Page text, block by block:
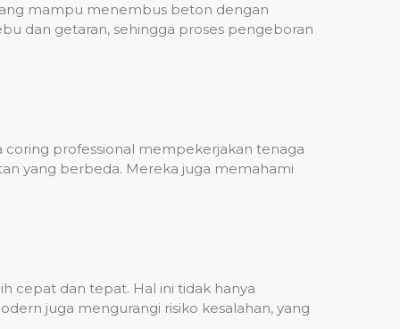
mampu menembus beton dengan
dan getaran, sehingga proses pengeboran
coring professional mempekerjakan tenaga
yang berbeda. Mereka juga memahami
cepat dan tepat. Hal ini tidak hanya
juga mengurangi risiko kesalahan, yang